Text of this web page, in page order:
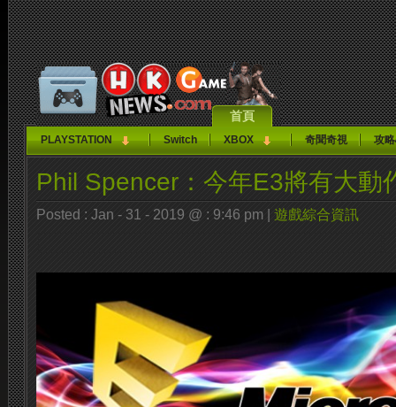
首頁
PLAYSTATION Switch XBOX 奇聞奇視 攻
Phil Spencer：今年E3將有大動
Posted : Jan - 31 - 2019 @ : 9:46 pm | 遊戲綜合資訊